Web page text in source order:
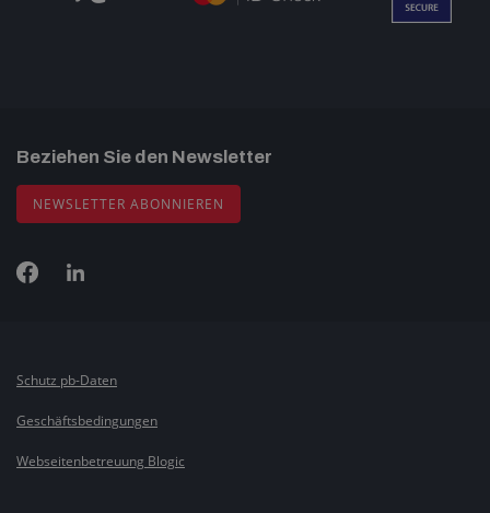
Beziehen Sie den Newsletter
NEWSLETTER ABONNIEREN
Schutz pb-Daten
Geschäftsbedingungen
Webseitenbetreuung Blogic